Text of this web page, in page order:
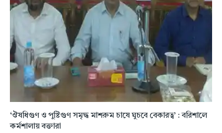
‘ঔষধিগুণ ও পুষ্টিগুণ সমৃদ্ধ মাশরুম চাষে ঘুচবে বেকারত্ব’ : বরিশালে
কর্মশালায় বক্তারা